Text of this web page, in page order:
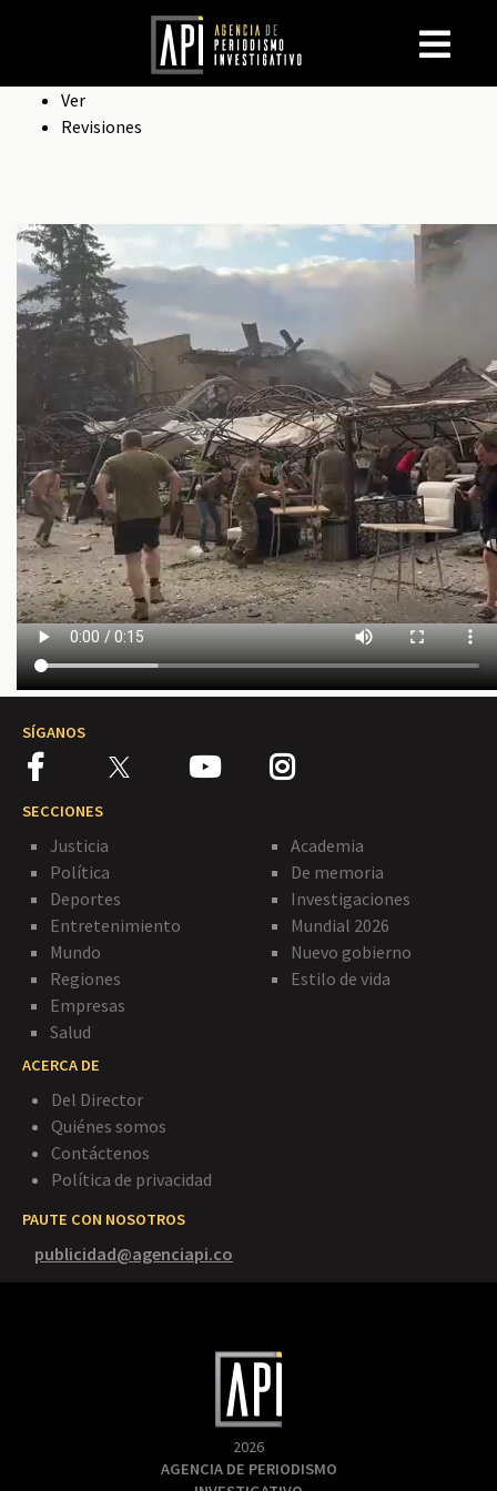
Solapas
Ver
Revisiones
SÍGANOS
SECCIONES
Justicia
Política
Deportes
Entretenimiento
Mundo
Regiones
Empresas
Salud
Academia
De memoria
Investigaciones
Mundial 2026
Nuevo gobierno
Estilo de vida
ACERCA DE
Del Director
Quiénes somos
Contáctenos
Política de privacidad
PAUTE CON NOSOTROS
publicidad@agenciapi.co
2026
AGENCIA DE PERIODISMO